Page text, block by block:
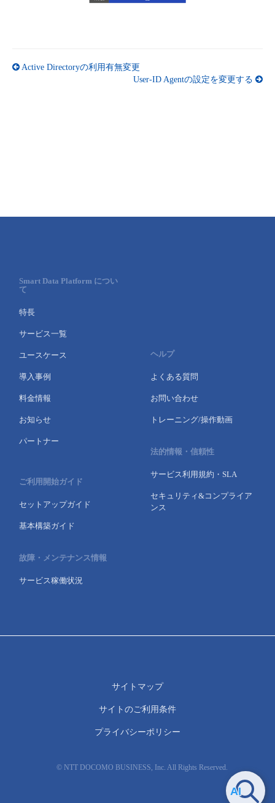
Active Directoryの利用有無変更
User-ID Agentの設定を変更する
Smart Data Platform につい
て
特長
サービス一覧
ユースケース
導入事例
料金情報
お知らせ
パートナー
ご利用開始ガイド
セットアップガイド
基本構築ガイド
故障・メンテナンス情報
サービス稼働状況
ヘルプ
よくある質問
お問い合わせ
トレーニング/操作動画
法的情報・信頼性
サービス利用規約・SLA
セキュリティ&コンプライア
ンス
© NTT DOCOMO BUSINESS, Inc. All Rights Reserved.
サイトマップ
サイトのご利用条件
プライバシーポリシー